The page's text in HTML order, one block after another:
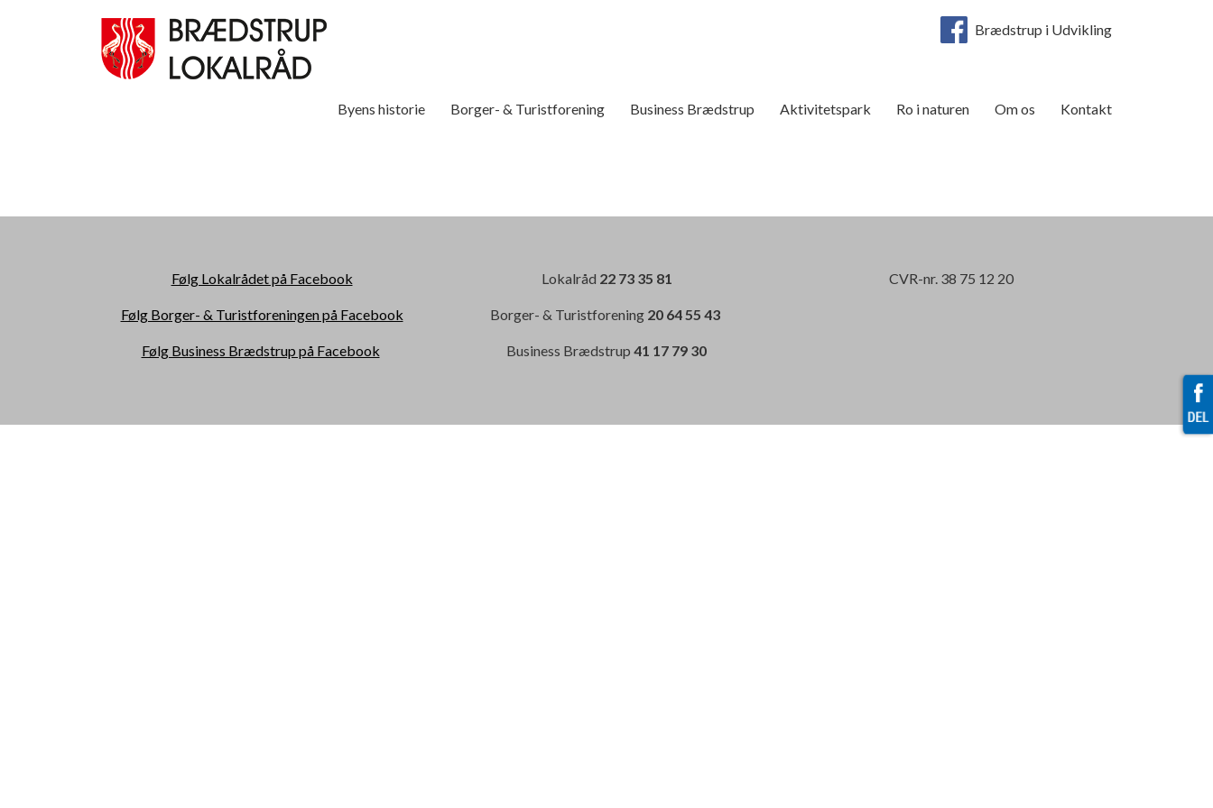
Brædstrup i Udvikling
Byens historie Borger- & Turistforening Business Brædstrup Aktivitetspark Ro i naturen Om os Kontakt
Følg Lokalrådet på Facebook
Følg Borger- & Turistforeningen på Facebook
Følg Business Brædstrup på Facebook
Lokalråd 22 73 35 81
Borger- & Turistforening 20 64 55 43
Business Brædstrup 41 17 79 30
CVR-nr. 38 75 12 20